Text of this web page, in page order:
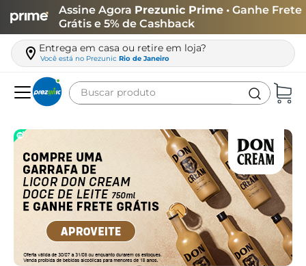
Assine Agora Prezunic Prime • Ganhe Frete
Grátis e 5% de Cashback
Entrega em casa ou retire em loja?
Você está no Prezunic Rio de Janeiro
Buscar produto
leite
café
queijo
azeite
biscoito